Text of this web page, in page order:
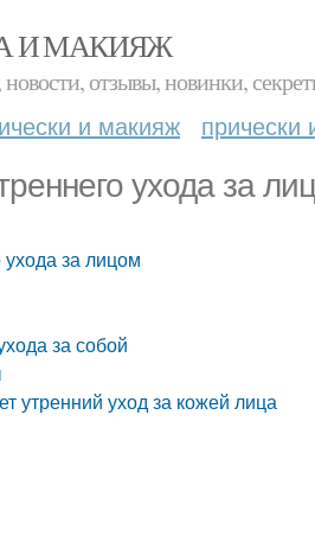
И МАКИЯЖ
отзывы, новинки,
и макияж
ухода за
за лицом
за собой
утренний уход за кожей лица